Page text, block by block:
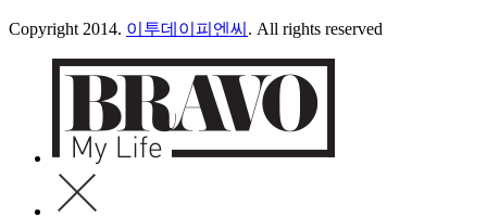
Copyright 2014. 이투데이피엔씨 . All rights reserved